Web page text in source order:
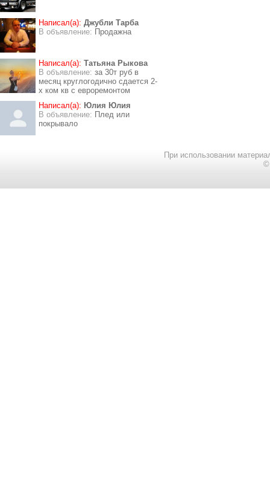
Написал(а): Джубли Тарба
В объявление: Продажна
Написал(а): Татьяна Рыкова
В объявление: за 30т руб в
месяц круглогодично сдается 2-
х ком кв с евроремонтом
Написал(а): Юлия Юлия
В объявление: Плед или
покрывало
При использовании